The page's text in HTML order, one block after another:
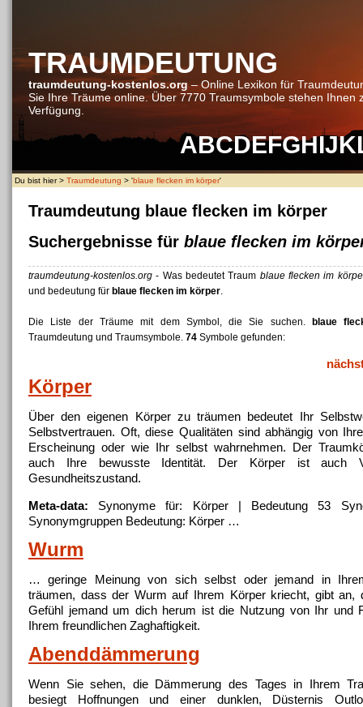
TRAUMDEUTUNG
traumdeutung-kostenlos.org– Online Lexikon für
Sie Ihre Träume online. Über 7770 Traumsymbole stehen Ihnen
Verfügung.
ABCDEFGHIJK
Du bist hier > Traumdeutung > 'blaue flecken im körper'
Traumdeutung blaue flecken im körper
Suchergebnisse für blaue flecken im
traumdeutung-kostenlos.org - Was bedeutet Traum blaue flecken im
und bedeutung für blaue flecken im körper.
Die Liste der Träume mit dem Symbol, die Sie suchen.
blaue
Traumdeutung und Traumsymbole. 74 Symbole gefunden:
Körper
Über den eigenen Körperzu träumen bedeutet Ihr
Selbstvertrauen. Oft, diese Qualitäten sind abhängig von
Erscheinung oder wie Ihr selbst wahrnehmen. Der
auch Ihre bewusste Identität. Der Körperist auch
Gesundheitszustand.
Meta-data: Synonyme für: Körper| Bedeutung 53
Synonymgruppen Bedeutung: Körper …
Wurm
… geringe Meinung von sich selbst oder jemand in
träumen, dass der Wurm auf Ihrem Körperkriecht, gibt an,
Gefühl jemand um dich herum ist die Nutzung von Ihr und
Ihrem freundlichen Zaghaftigkeit.
Abenddämmerung
Wenn Sie sehen, die Dämmerung des Tages in Ihrem
besiegt Hoffnungen und einer dunklen, Düsternis